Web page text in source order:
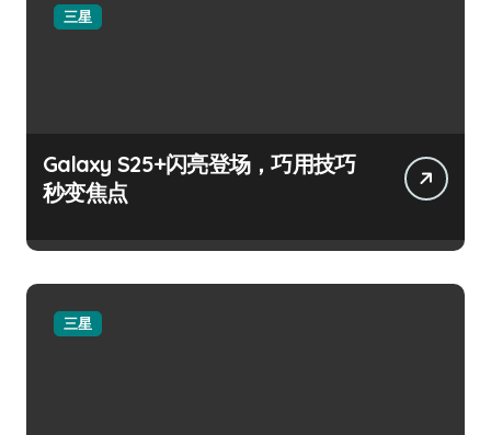
三星
Galaxy S25+闪亮登场，巧用技巧
秒变焦点
三星